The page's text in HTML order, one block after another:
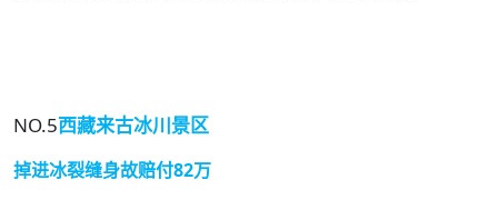
NO.5西藏来古冰川景区
掉进冰裂缝身故赔付82万